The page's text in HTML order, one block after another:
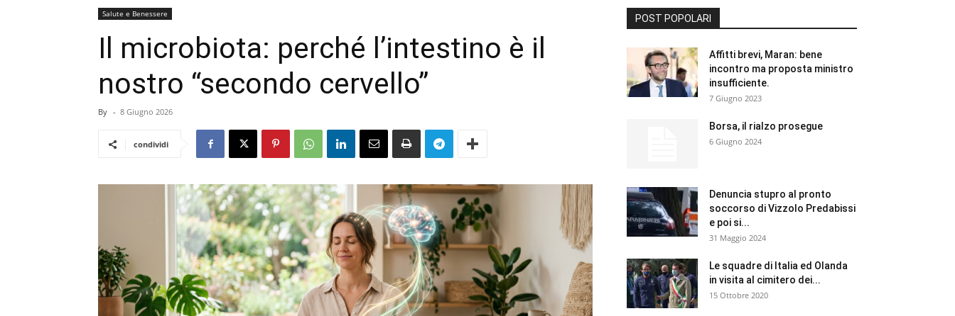
Salute e Benessere
Il microbiota: perché l’intestino è il
nostro “secondo cervello”
By - 8 Giugno 2026
condividi
POST POPOLARI
Affitti brevi, Maran: bene
incontro ma proposta ministro
insufficiente.
7 Giugno 2023
Borsa, il rialzo prosegue
6 Giugno 2024
Denuncia stupro al pronto
soccorso di Vizzolo Predabissi
e poi si...
31 Maggio 2024
Le squadre di Italia ed Olanda
in visita al cimitero dei...
15 Ottobre 2020